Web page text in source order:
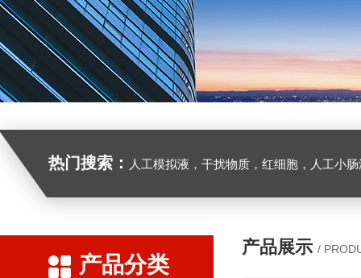
热门搜索： 人工模拟液，干扰物质，红细胞，人工小
产品分类
产品展示 /